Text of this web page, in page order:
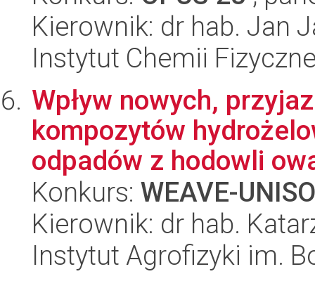
Kierownik: dr hab. Jan
Instytut Chemii
Wpływ nowych,
kompozytów
odpadów z hodowli
Konkurs: WEAVE-
Kierownik: dr hab.
Instytut Agrofizyki im.